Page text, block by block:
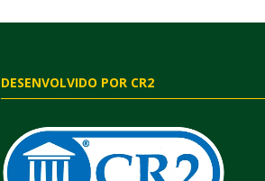
DESENVOLVIDO POR CR2